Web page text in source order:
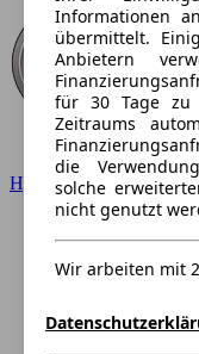
Hyundai
Informationen
übermittelt.
Anbietern
für 30 Tage zu
Zeitraums
die
solche
nicht genutzt
Wir arbeiten mit